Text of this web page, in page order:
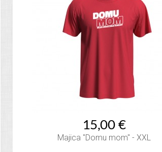
15,00 €
Majica "Domu mom" - XXL